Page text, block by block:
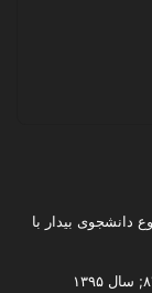
بیدار با